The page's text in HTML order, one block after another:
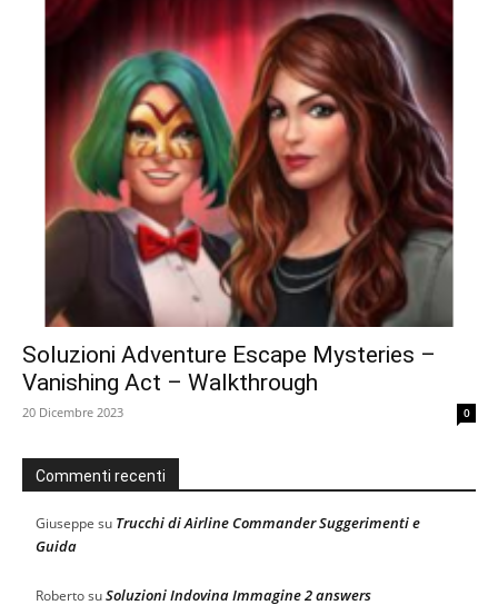
Soluzioni Adventure Escape Mysteries –
Vanishing Act – Walkthrough
20 Dicembre 2023 0
Commenti recenti
Giuseppe su Trucchi di Airline Commander Suggerimenti e
Guida
RobertosuSoluzioni Indovina Immagine 2 answers